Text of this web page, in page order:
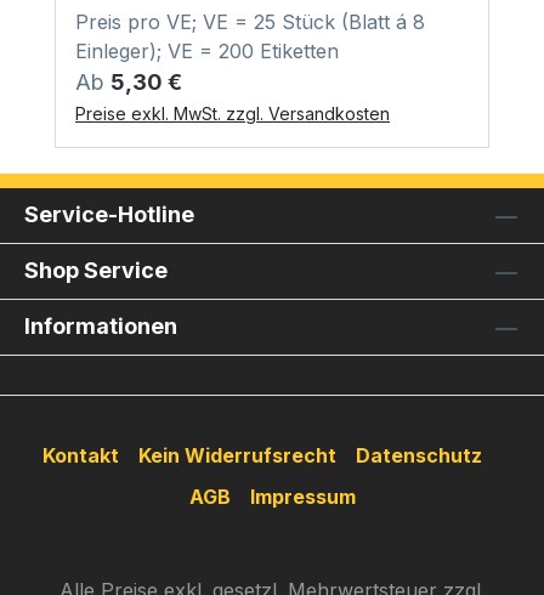
Preis pro VE; VE = 25 Stück (Blatt á 8
Einleger); VE = 200 Etiketten
Regulärer Preis:
Ab 5,30 €
Preise exkl. MwSt. zzgl. Versandkosten
Service-Hotline
Shop Service
Informationen
Kontakt Kein Widerrufsrecht
Datenschutz
AGB
Impressum